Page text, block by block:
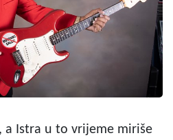
a Istra u to vrijeme miriše